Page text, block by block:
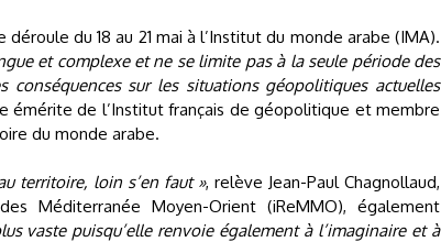
du 18 au 21 mai à l’Institut du monde arabe (IMA).
et complexe et ne se limite pas à la seule période des
sur les situations géopolitiques actuelles
émérite de l’Institut français de géopolitique et membre
du monde arabe.
territoire, loin s’en faut », relève Jean-Paul Chagnollaud,
Méditerranée Moyen-Orient (iReMMO), également
vaste puisqu’elle renvoie également à l’imaginaire et à